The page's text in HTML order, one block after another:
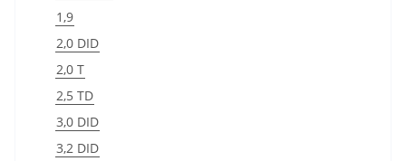
1,9
2,0 DID
2,0 T
2,5 TD
3,0 DID
3,2 DID